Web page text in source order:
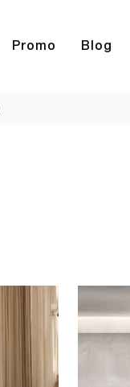
Promo Blog